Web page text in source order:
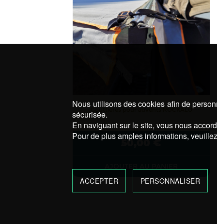
50,00€
Nous utilisons des cookies afin de
sécurisée.
En naviguant sur le site, vous nous
Pour de plus amples informations,
ACCEPTER PERSONNALISER